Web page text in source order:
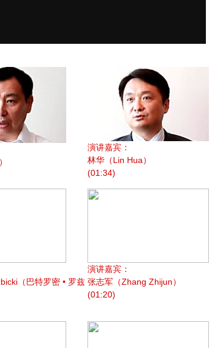
演讲嘉宾：
林华（Lin Hua）
(01:34)
（巴特罗密 • 罗兹
演讲嘉宾：
张志军（Zhang Zhijun）
(01:20)